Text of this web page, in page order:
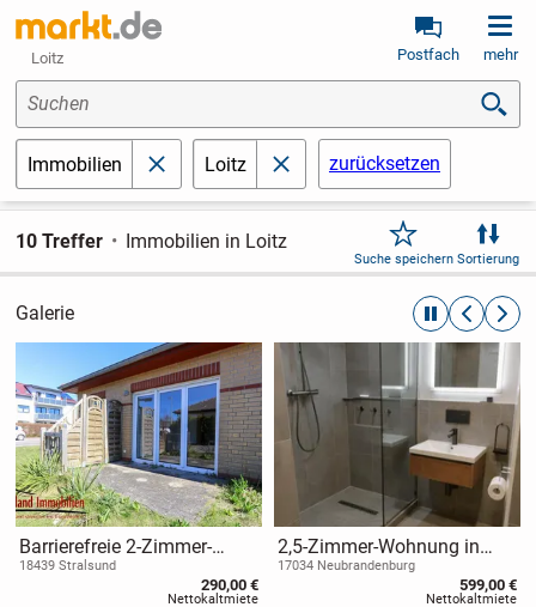
Loitz Postfach mehr
Suchen
Immobilien schließen
Loitz schließenzurücksetzen
10 Treffer Immobilien in Loitz
Suche speichern Sortierung
Galerie automatische
Barrierefreie 2-Zimmer-
Wohnungen im Betreuten
Wohnen – Komfort und
18439 Stralsund
290,00 €
Nettokaltmiete
2,5-Zimmer-Wohnung in
Neubrandenburg – viel
Platz, Komfort und eine
17034 Neubrandenburg
599,00 €
Nettokaltmiete